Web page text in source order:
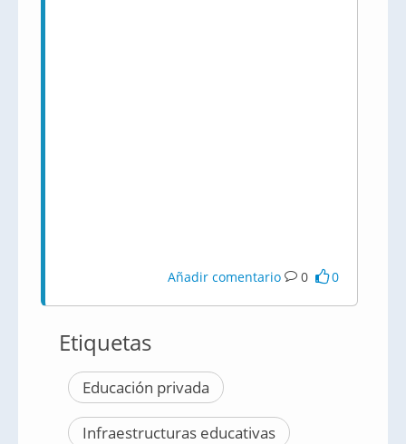
Añadir comentario 0 0
Etiquetas
Educación privada
Infraestructuras educativas